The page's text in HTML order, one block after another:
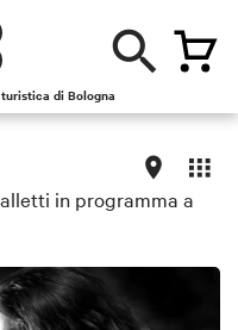
di Bologna
in programma a